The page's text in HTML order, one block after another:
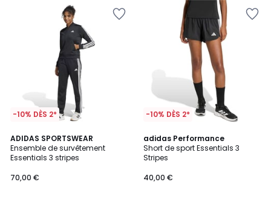
-10% DÈS 2*
ADIDAS SPORTSWEAR
Ensemble de survêtement
Essentials 3 stripes
€.
70,00 €
4,7
/ 5
3
Couleurs
-10% DÈS 2*
adidas Performance
Short de sport Essentials 3
Stripes
40,00 €
4,5
/ 5